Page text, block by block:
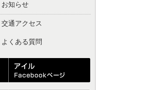
お知らせ
交通アクセス
よくある質問